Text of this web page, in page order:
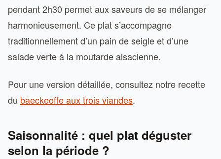
pendant 2h30 permet aux saveurs de se mélanger
harmonieusement. Ce plat s’accompagne
traditionnellement d’un pain de seigle et d’une
salade verte à la moutarde alsacienne.
Pour une version détaillée, consultez notre recette
du baeckeoffe aux trois viandes.
Saisonnalité : quel plat déguster
selon la période ?